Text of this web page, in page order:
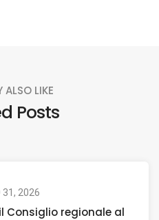
ALSO LIKE
Posts
31, 2026
Consiglio regionale al